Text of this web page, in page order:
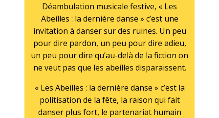
Déambulation musicale festive, « Les
Abeilles : la dernière danse » c’est une
invitation à danser sur des ruines. Un peu
pour dire pardon, un peu pour dire adieu,
un peu pour dire qu’au-delà de la fiction on
ne veut pas que les abeilles disparaissent.
« Les Abeilles : la dernière danse » c’est la
politisation de la fête, la raison qui fait
danser plus fort, le partenariat humain